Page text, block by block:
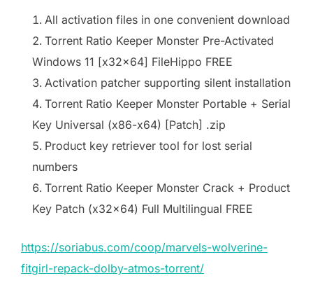
All activation files in one convenient download
Torrent Ratio Keeper Monster Pre-Activated
Windows 11 [x32x64] FileHippo FREE
Activation patcher supporting silent installation
Torrent Ratio Keeper Monster Portable + Serial
Key Universal (x86-x64) [Patch] .zip
Product key retriever tool for lost serial
numbers
Torrent Ratio Keeper Monster Crack + Product
Key Patch (x32x64) Full Multilingual FREE
https://soriabus.com/coop/marvels-wolverine-
fitgirl-repack-dolby-atmos-torrent/